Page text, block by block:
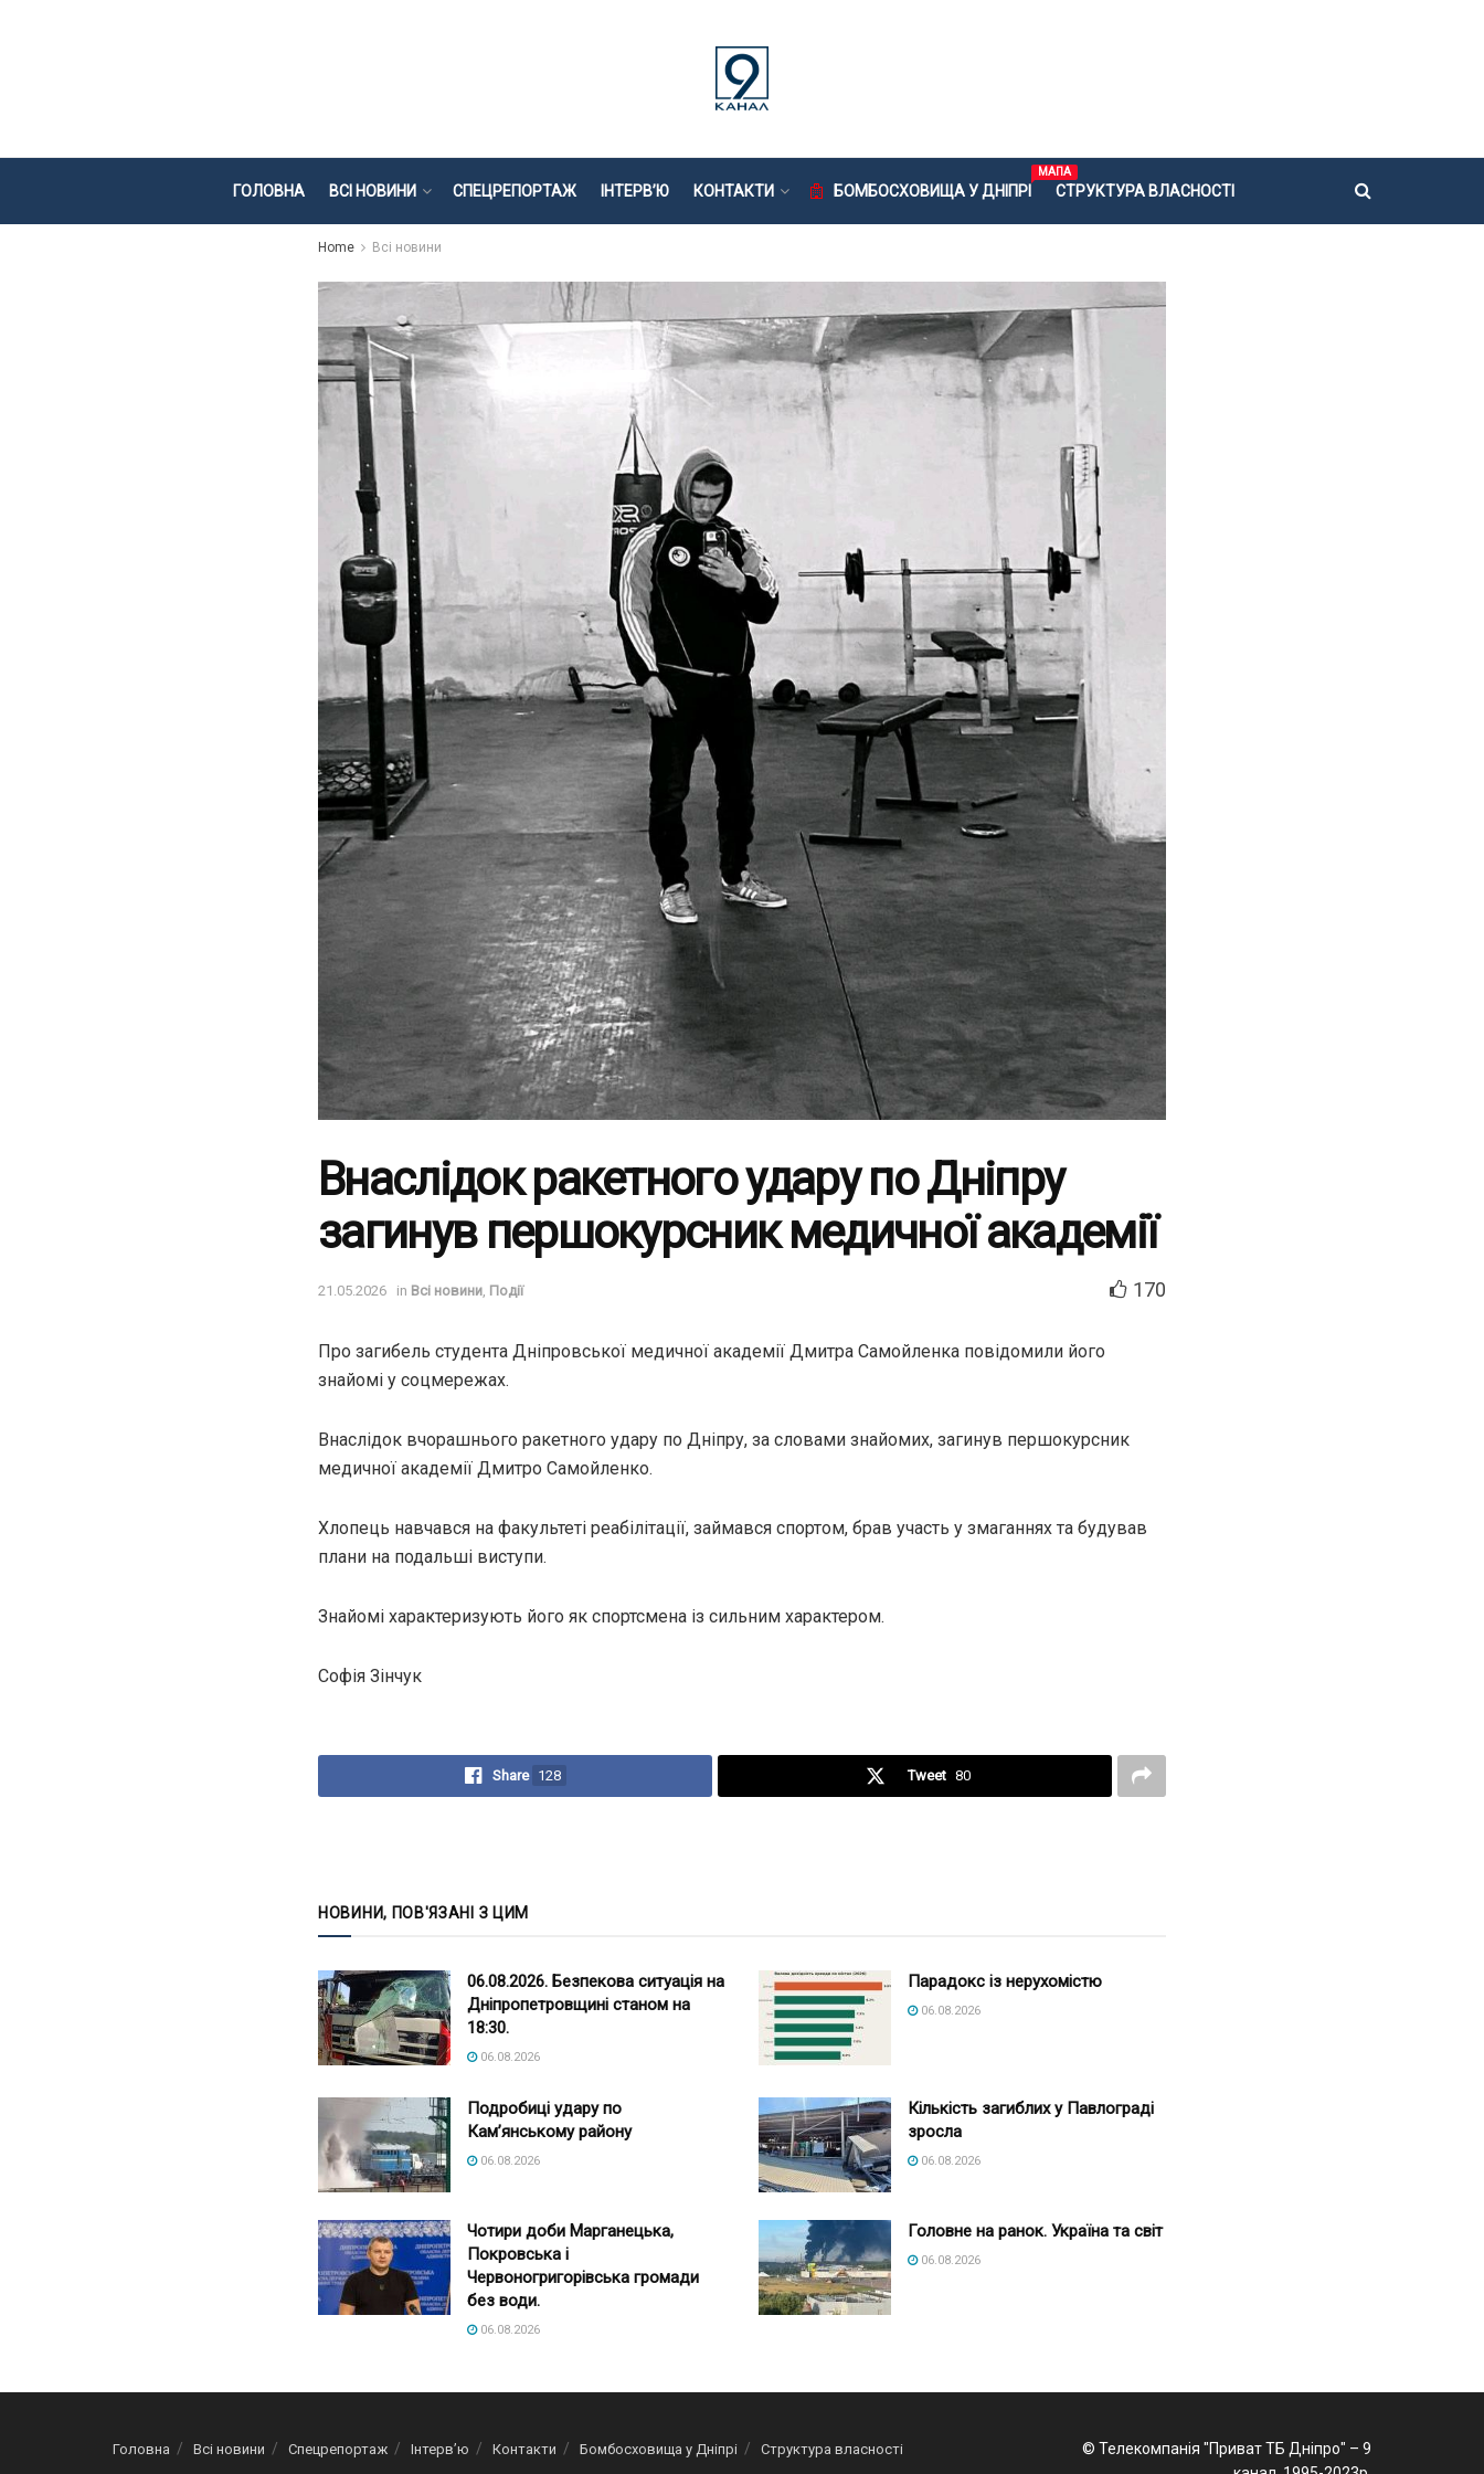
ГОЛОВНА ВСІ НОВИНИ СПЕЦРЕПОРТАЖ ІНТЕРВ’Ю КОНТАКТИ БОМБОСХОВИЩА У ДНІПРІ
МАПА
СТРУКТУРА ВЛАСНОСТІ
Home Всі новини
Внаслідок ракетного удару по Дніпру
загинув першокурсник медичної академії
21.05.2026 in Всі новини, Події 170
Про загибель студента Дніпровської медичної академії Дмитра Самойленка повідомили його
знайомі у соцмережах.
Внаслідок вчорашнього ракетного удару по Дніпру, за словами знайомих, загинув першокурсник
медичної академії Дмитро Самойленко.
Хлопець навчався на факультеті реабілітації, займався спортом, брав участь у змаганнях та будував
плани на подальші виступи.
Знайомі характеризують його як спортсмена із сильним характером.
Софія Зінчук
Share 128 Tweet 80
НОВИНИ, ПОВ'ЯЗАНІ З ЦИМ
06.08.2026. Безпекова ситуація на
Дніпропетровщині станом на
18:30.
06.08.2026
Парадокс із нерухомістю
06.08.2026
Подробиці удару по
Кам’янському району
06.08.2026
Кількість загиблих у Павлограді
зросла
06.08.2026
Чотири доби Марганецька,
Покровська і
Червоногригорівська громади
без води.
06.08.2026
Головне на ранок. Україна та світ
06.08.2026
Головна Всі новини Спецрепортаж Інтерв’ю Контакти Бомбосховища у Дніпрі Структура власності
© Телекомпанія "Приват ТБ Дніпро" – 9